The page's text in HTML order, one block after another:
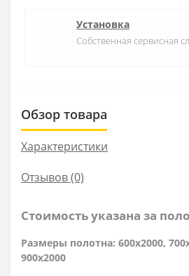
Установка
Собственная сервисная
Обзор товара
Характеристики
Отзывов (0)
Стоимость указана за
Размеры полотна: 600x2000,
900x2000